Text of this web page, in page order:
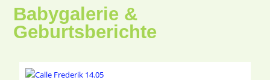
Babygalerie &
Geburtsberichte